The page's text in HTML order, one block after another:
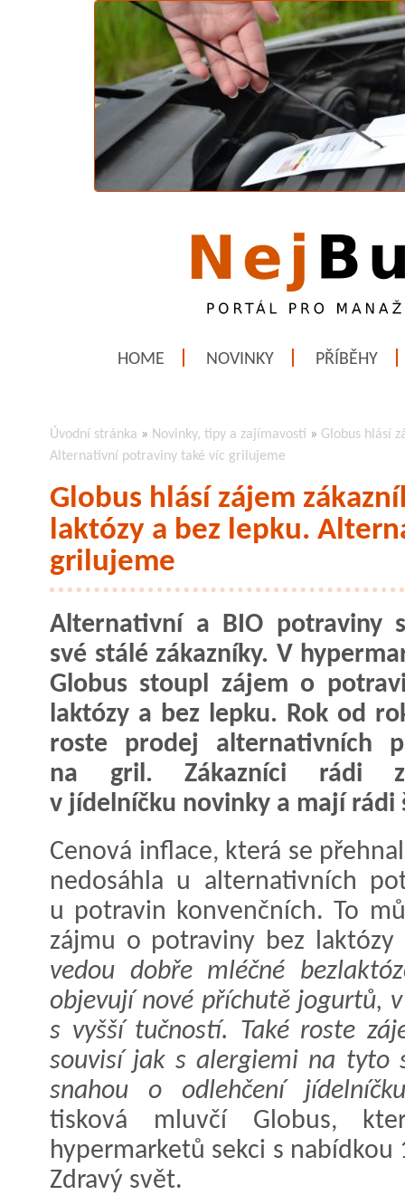
HOME NOVINKY PŘÍBĚHY
Úvodní stránka » Novinky, tipy a zajímavosti » Globus hlásí
Alternativní potraviny také víc grilujeme
Globus hlásí zájem
laktózy a bez lepku.
grilujeme
Alternativní a BIO potraviny
své stálé zákazníky. V
Globus stoupl zájem o
laktózy a bez lepku. Rok od
roste prodej alternativních
na gril. Zákazníci rádi
v jídelníčku novinky a mají rádi
Cenová inflace, která se
nedosáhla u alternativních
u potravin konvenčních. To
zájmu o potraviny bez
vedou dobře mléčné
objevují nové příchutě jogurtů,
s vyšší tučností. Také roste
souvisí jak s alergiemi na tyto
snahou o odlehčení
tisková mluvčí Globus,
hypermarketů sekci s
Zdravý svět.